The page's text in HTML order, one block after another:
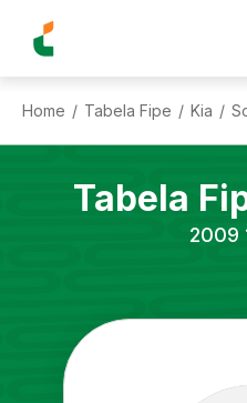
Home / Tabela Fipe / Kia /
Tabela
2009